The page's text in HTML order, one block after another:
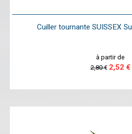
Cuiller tournante SUISSEX
à partir de
2,80 € 2,52 €